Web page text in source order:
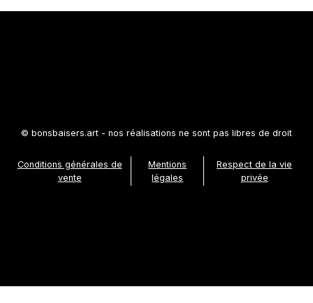
© bonsbaisers.art - nos réalisations ne sont pas libres de droit
Conditions générales de
vente
Mentions
légales
Respect de la vie
privée